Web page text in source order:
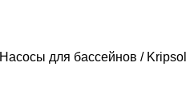
Насосы для бассейнов Kripsol